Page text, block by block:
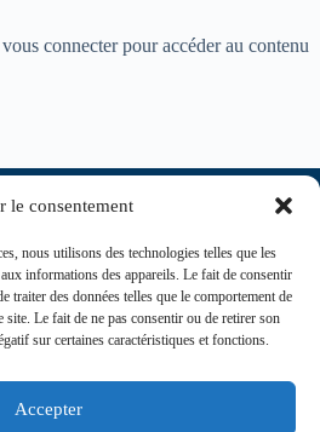
le consentement
nous utilisons des technologies telles que les
informations des appareils. Le fait de consentir
traiter des données telles que le comportement de
Le fait de ne pas consentir ou de retirer son
sur certaines caractéristiques et fonctions.
Accepter
connecter pour accéder au contenu